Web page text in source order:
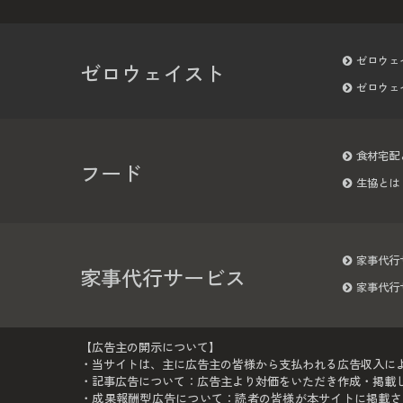
ゼロウェイスト
ゼロウ
ゼロウ
フード
食材宅配
生協とは
家事代行サービス
家事代
家事代
【広告主の開示について】
・当サイトは、主に広告主の皆様から支払われる広告収入
・記事広告について：広告主より対価をいただき作成・掲
・成果報酬型広告について：読者の皆様が本サイトに掲